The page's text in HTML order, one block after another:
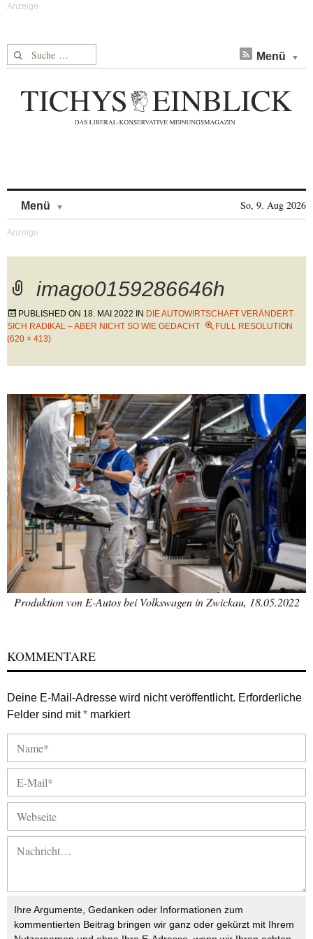
Suche nach: Menü
Menü So, 9. Aug 2026
imago0159286646h
PUBLISHED ON 18. MAI 2022 IN DIE AUTOWIRTSCHAFT VERÄNDERT
SICH RADIKAL – ABER NICHT SO WIE GEDACHT
FULL RESOLUTION
(620 × 413)
Produktion von E-Autos bei Volkswagen in Zwickau, 18.05.2022
KOMMENTARE
Deine E-Mail-Adresse wird nicht veröffentlicht. Erforderliche
Felder sind mit* markiert
Ihre Argumente, Gedanken oder Informationen zum
kommentierten Beitrag bringen wir ganz oder gekürzt mit Ihrem